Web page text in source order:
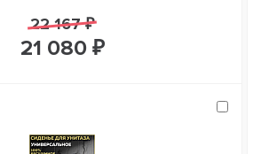
22 167 ₽
21 080 ₽